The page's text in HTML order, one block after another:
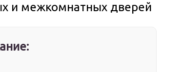
и межкомнатных дверей